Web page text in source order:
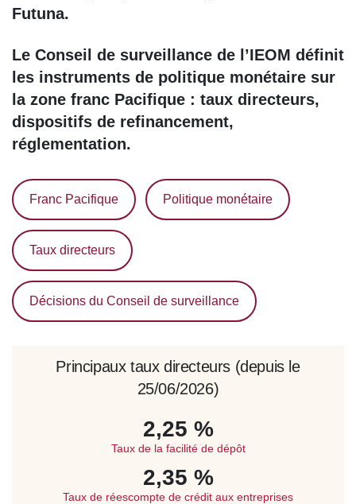
Futuna.
Le Conseil de surveillance de l’IEOM définit
les instruments de politique monétaire sur
la zone franc Pacifique : taux directeurs,
dispositifs de refinancement,
réglementation.
Franc Pacifique Politique monétaire
Taux directeurs
Décisions du Conseil de surveillance
Principaux taux directeurs (depuis le
25/06/2026)
2,25 %
Taux de la facilité de dépôt
2,35 %
Taux de réescompte de crédit aux entreprises